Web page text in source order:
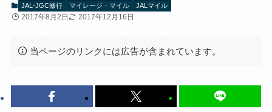
JAL-JGC修行 マイレージ・マイル JALマイル
2017年8月2日 2017年12月16日
当ページのリンクには広告が含まれています。